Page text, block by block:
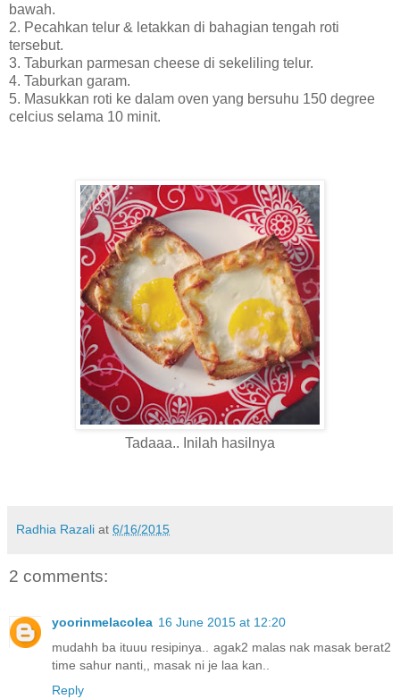
bawah.
2. Pecahkan telur & letakkan di bahagian tengah roti
tersebut.
3. Taburkan parmesan cheese di sekeliling telur.
4. Taburkan garam.
5. Masukkan roti ke dalam oven yang bersuhu 150 degree
celcius selama 10 minit.
Tadaaa.. Inilah hasilnya
Radhia Razali at 6/16/2015
2 comments:
yoorinmelacolea 16 June 2015 at 12:20
mudahh ba ituuu resipinya.. agak2 malas nak masak berat2
time sahur nanti,, masak ni je laa kan..
Reply